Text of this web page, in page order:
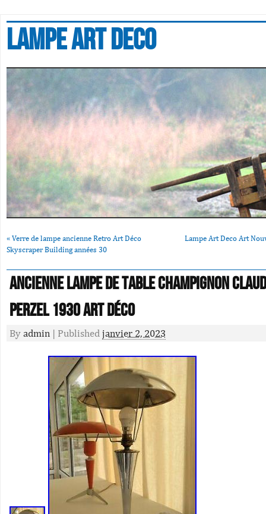
Lampe art deco
« Verre de lampe ancienne Retro Art Déco
Skyscraper Building années 30
Lampe Art Deco Art
Ancienne lampe de table Champignon
Perzel 1930 Art déco
By admin | Published janvier 2, 2023